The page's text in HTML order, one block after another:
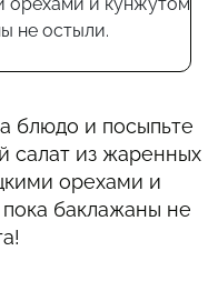
блюдо и посыпьте
салат из жаренных
орехами и
баклажаны не